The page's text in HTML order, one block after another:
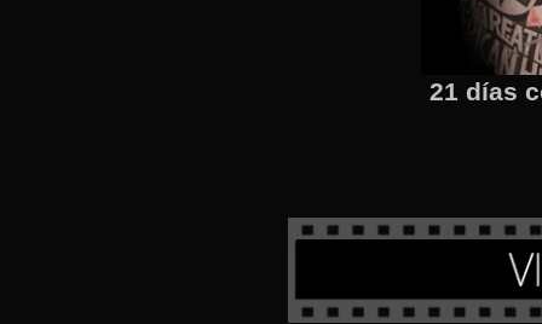
21 días